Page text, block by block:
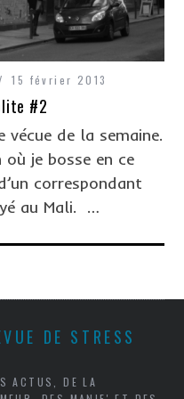
15 février 2013
#2
vécue de la semaine.
je bosse en ce
correspondant
au Mali. …
DE STRESS
ACTUS, DE LA